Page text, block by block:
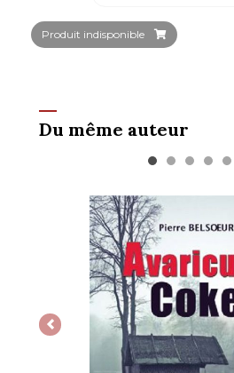
Produit indisponible
Du même auteur
Previous